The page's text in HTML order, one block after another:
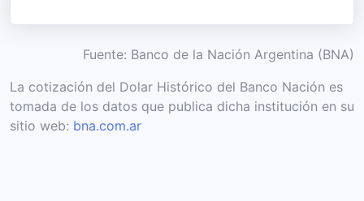
Fuente: Banco de la Nación Argentina (BNA)
La cotización del Dolar Histórico del Banco Nación es
tomada de los datos que publica dicha institución en su
sitio web: bna.com.ar